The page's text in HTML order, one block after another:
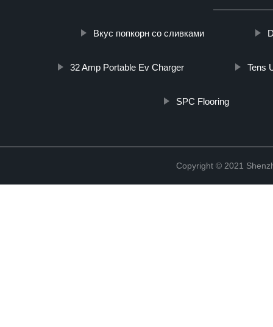
Вкус попкорн со сливками
32 Amp Portable Ev Charger Tens
SPC Flooring
Copyright © 2021